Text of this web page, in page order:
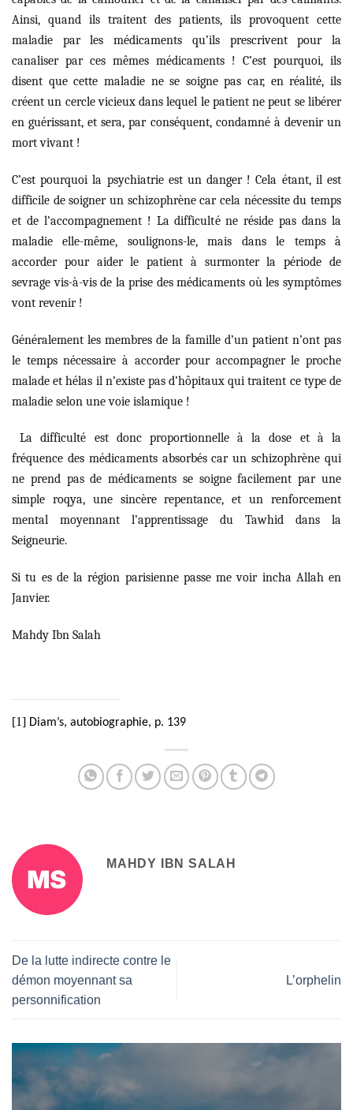
Ainsi, quand ils traitent des patients, ils provoquent cette
maladie par les médicaments qu’ils prescrivent pour la
canaliser par ces mêmes médicaments ! C’est pourquoi, ils
disent que cette maladie ne se soigne pas car, en réalité, ils
créent un cercle vicieux dans lequel le patient ne peut se libérer
en guérissant, et sera, par conséquent, condamné à devenir un
mort vivant !
C’est pourquoi la psychiatrie est un danger ! Cela étant, il est
difficile de soigner un schizophrène car cela nécessite du temps
et de l’accompagnement ! La difficulté ne réside pas dans la
maladie elle-même, soulignons-le, mais dans le temps à
accorder pour aider le patient à surmonter la période de
sevrage vis-à-vis de la prise des médicaments où les symptômes
vont revenir !
Généralement les membres de la famille d’un patient n’ont pas
le temps nécessaire à accorder pour accompagner le proche
malade et hélas il n’existe pas d’hôpitaux qui traitent ce type de
maladie selon une voie islamique !
La difficulté est donc proportionnelle à la dose et à la
fréquence des médicaments absorbés car un schizophrène qui
ne prend pas de médicaments se soigne facilement par une
simple roqya, une sincère repentance, et un renforcement
mental moyennant l’apprentissage du Tawhid dans la
Seigneurie.
Si tu es de la région parisienne passe me voir incha Allah en
Janvier.
Mahdy Ibn Salah
[1] Diam’s, autobiographie, p. 139
MAHDY IBN SALAH
De la lutte indirecte contre le
démon moyennant sa
personnification
L’orphelin